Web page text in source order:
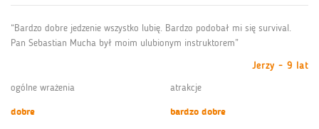
“Bardzo dobre jedzenie wszystko lubię. Bardzo podobał mi się survival.
Pan Sebastian Mucha był moim ulubionym instruktorem”
Jerzy - 9 lat
ogólne wrażenia
dobre
atrakcje
bardzo dobre